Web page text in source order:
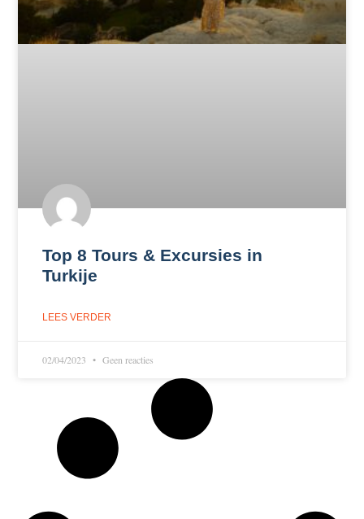
Top 8 Tours & Excursies in
Turkije
LEES VERDER
02/04/2023 Geen reacties